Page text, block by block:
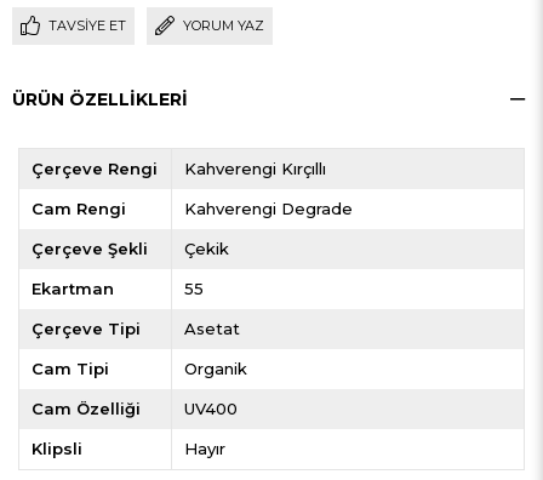
TAVSIYE ET YORUM YAZ
ÜRÜN ÖZELLIKLERI
Çerçeve Rengi Kahverengi Kırçıllı
Cam Rengi Kahverengi Degrade
Çerçeve Şekli Çekik
Ekartman 55
Çerçeve Tipi Asetat
Cam Tipi Organik
Cam Özelliği UV400
Klipsli Hayır